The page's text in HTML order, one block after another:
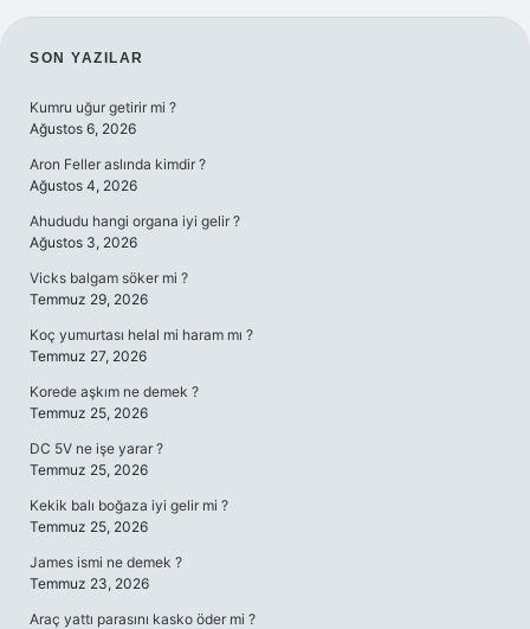
SIDEBAR
SON YAZILAR
Kumru uğur getirir mi ?
Ağustos 6, 2026
Aron Feller aslında kimdir ?
Ağustos 4, 2026
Ahududu hangi organa iyi gelir ?
Ağustos 3, 2026
Vicks balgam söker mi ?
Temmuz 29, 2026
Koç yumurtası helal mi haram mı ?
Temmuz 27, 2026
Korede aşkım ne demek ?
Temmuz 25, 2026
DC 5V ne işe yarar ?
Temmuz 25, 2026
Kekik balı boğaza iyi gelir mi ?
Temmuz 25, 2026
James ismi ne demek ?
Temmuz 23, 2026
Araç yattı parasını kasko öder mi ?